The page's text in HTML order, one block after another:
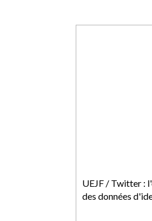
UEJF / Twitter :
des données